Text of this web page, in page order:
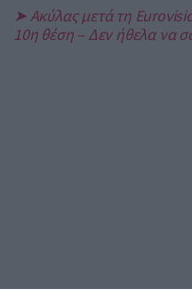
➤ Ακύλας μετά τη
10η θέση – Δεν ήθελα να